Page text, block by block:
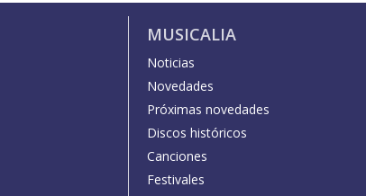
MUSICALIA
Noticias
Novedades
Próximas novedades
Discos históricos
Canciones
Festivales